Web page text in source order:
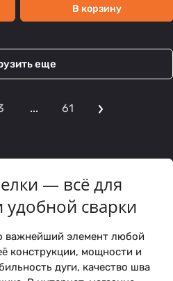
В корзину
еще
... 61
— всё для
удобной сварки
важнейший элемент любой
конструкции, мощности и
дуги, качество шва